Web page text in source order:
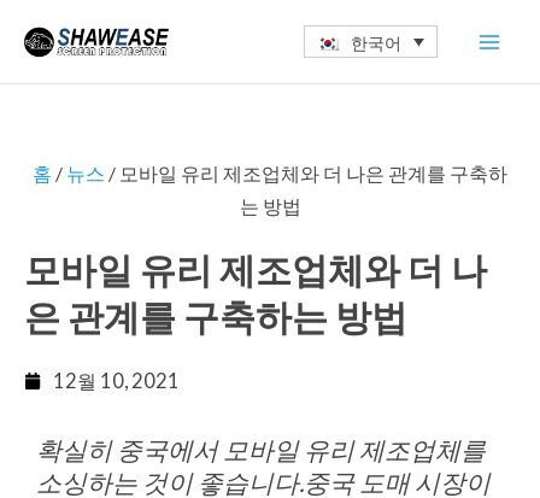
츠
한국어
홈 / 뉴스 / 모바일 유리 제조업체와 더 나은 관계를 구축하
는 방법
모바일 유리 제조업체와 더 나
은 관계를 구축하는 방법
12월 10, 2021
확실히 중국에서 모바일 유리 제조업체를
소싱하는 것이 좋습니다.중국 도매 시장이